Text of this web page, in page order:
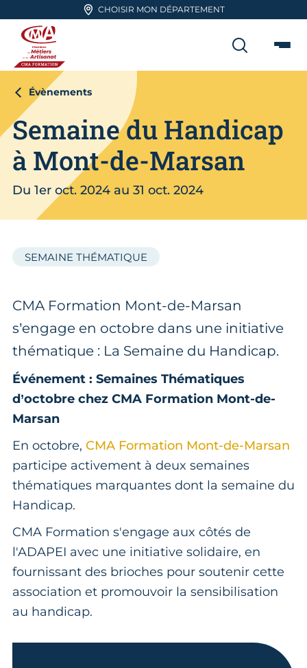
Aller en haut de pageCHOISIR MON DÉPARTEMENT
CMA FORMATION
Évènements
Semaine du Handicap
à Mont-de-Marsan
Du 1er oct. 2024 au 31 oct. 2024
SEMAINE THÉMATIQUE
CMA Formation Mont-de-Marsan
s’engage en octobre dans une initiative
thématique : La Semaine du Handicap.
Événement : Semaines Thématiques
d’octobre chez CMA Formation Mont-de-
Marsan
En octobre, CMA Formation Mont-de-Marsan
participe activement à deux semaines
thématiques marquantes dont la semaine du
Handicap.
CMA Formation s'engage aux côtés de
l'ADAPEI avec une initiative solidaire, en
fournissant des brioches pour soutenir cette
association et promouvoir la sensibilisation
au handicap.